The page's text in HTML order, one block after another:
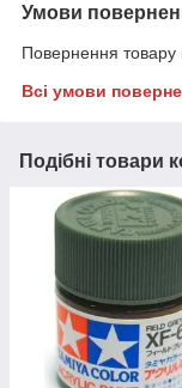
Умови
Повернення товару
Всі умови
Подібні товари